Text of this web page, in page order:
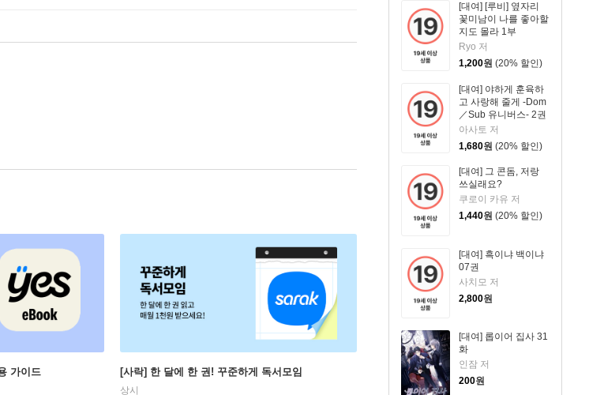
[대여] [루비] 옆자리
꽃미남이 나를 좋아할
지도 몰라 1부
Ryo 저
1,200원 (20% 할인)
[대여] 야하게 훈육하
고 사랑해 줄게 -Dom
／Sub 유니버스- 2권
아사토 저
1,680원 (20% 할인)
[대여] 그 콘돔, 저랑
쓰실래요?
쿠로이 카유 저
1,440원 (20% 할인)
[대여] 흑이냐 백이냐
07권
사치모 저
2,800원
[대여] 롭이어 집사 31
화
인잠 저
200원
가이드 [사락] 한 달에 한 권! 꾸준하게 독서모임
상시